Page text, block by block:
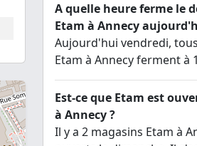
A quelle heure ferme le
Etam à Annecy
Aujourd'hui vendredi,
Etam à Annecy ferment à
Est-ce que Etam est
à Annecy ?
Il y a 2 magasins Etam à